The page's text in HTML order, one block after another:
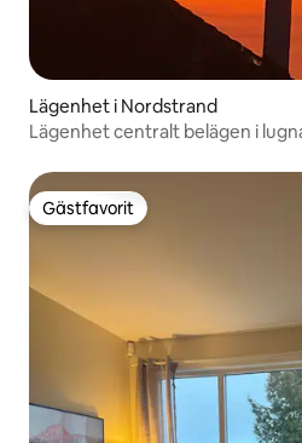
Lägenhet i Nordstrand
Lägenhet centralt belägen i
Gästfavorit
Gästfavorit